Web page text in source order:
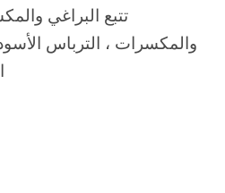
تتبع البراغي
والمكسرات ، الترباس